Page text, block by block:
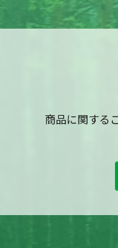
商品に関する